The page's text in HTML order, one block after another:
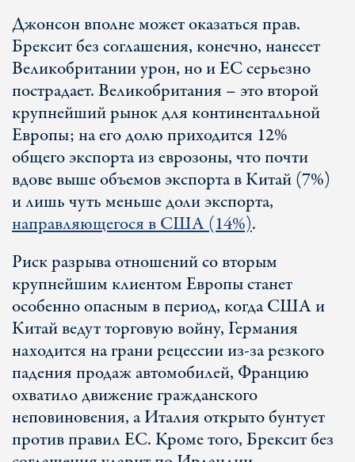
Джонсон вполне может оказаться прав.
Брексит без соглашения, конечно, нанесет
Великобритании урон, но и ЕС серьезно
пострадает. Великобритания – это второй
крупнейший рынок для континентальной
Европы; на его долю приходится 12%
общего экспорта из еврозоны, что почти
вдове выше объемов экспорта в Китай (7%)
и лишь чуть меньше доли экспорта,
направляющегося в США (14%).
Риск разрыва отношений со вторым
крупнейшим клиентом Европы станет
особенно опасным в период, когда США и
Китай ведут торговую войну, Германия
находится на грани рецессии из-за резкого
падения продаж автомобилей, Францию
охватило движение гражданского
неповиновения, а Италия открыто бунтует
против правил ЕС. Кроме того, Брексит без